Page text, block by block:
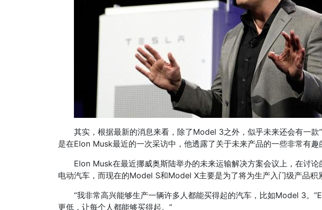
其实，根据最新的消息来看，除了Model 3之外，似乎未来还会有一
是在Elon Musk最近的一次采访中，他透露了关于未来产品的一些非常有
Elon Musk在最近挪威奥斯陆举办的未来运输解决方案会议上，在讨
电动汽车，而现在的Model S和Model X主要是为了将为生产入门级产品
“我非常高兴能够生产一辆许多人都能买得起的汽车，比如Model 3。
更低，让每个人都能够买得起。”